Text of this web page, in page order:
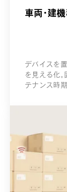
車両・建
デバイスを
を見える化
テナンス時